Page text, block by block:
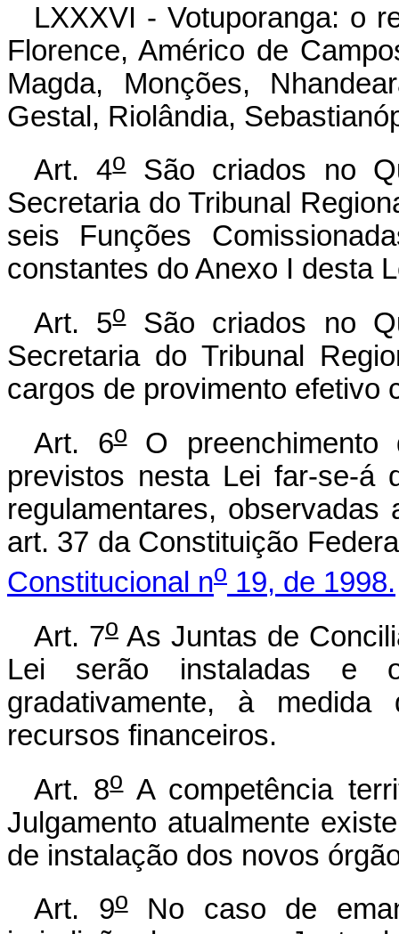
LXXXVI - Votuporanga: o
Florence, Américo de
Magda, Monções,
Gestal, Riolândia,
Art. 4oSão criados no
Secretaria do Tribunal
seis Funções
constantes do Anexo I desta
Art. 5oSão criados no
Secretaria do Tribunal
cargos de provimento efetivo
Art. 6oO preenchimento
previstos nesta Lei far-se-á
regulamentares,
art. 37 da Constituição
Constitucional no 19, de 1998.
Art. 7o As Juntas de
Lei serão instaladas e
gradativamente, à
recursos financeiros.
Art. 8oA competência
Julgamento atualmente
de instalação dos novos
Art. 9oNo caso de